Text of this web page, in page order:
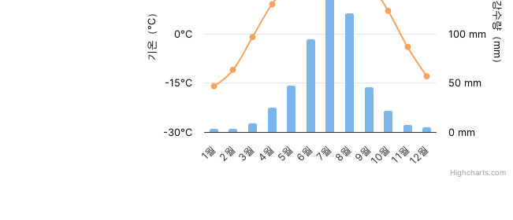
기온（°C） 강수량（mm）
1월 2월3월 4월5월6월7월 8월9월10월11월12월
-30°C
-15°C
0°C
0 mm
50 mm
100 mm
Highcharts.com